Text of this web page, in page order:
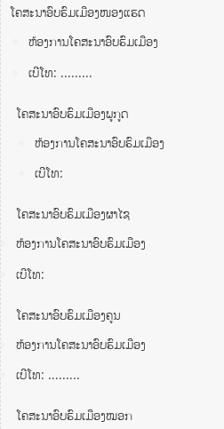
ໂຄສະນາອົບຮົມເມືອງໜອງແຮດ
ຫ້ອງການໂຄສະນາອົບຮົມເມືອງ
ເບີໂທ: .........
ໂຄສະນາອົບຮົມເມືອງພູກູດ
ຫ້ອງການໂຄສະນາອົບຮົມເມືອງ
ເບີໂທ:
ໂຄສະນາອົບຮົມເມືອງຜາໄຊ
ຫ້ອງການໂຄສະນາອົບຮົມເມືອງ
ເບີໂທ:
ໂຄສະນາອົບຮົມເມືອງຄູນ
ຫ້ອງການໂຄສະນາອົບຮົມເມືອງ
ເບີໂທ: .........
ໂຄສະນາອົບຮົມເມືອງໝອກ